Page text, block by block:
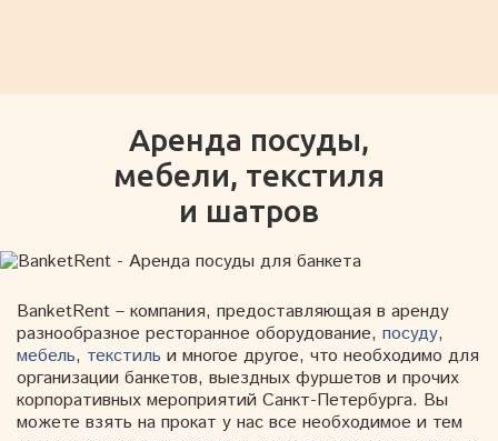
Аренда посуды,
мебели, текстиля
и шатров
BanketRent – компания, предоставляющая в аренду
разнообразное ресторанное оборудование, посуду,
мебель, текстиль и многое другое, что необходимо для
организации банкетов, выездных фуршетов и прочих
корпоративных мероприятий Санкт-Петербурга. Вы
можете взять на прокат у нас все необходимое и тем